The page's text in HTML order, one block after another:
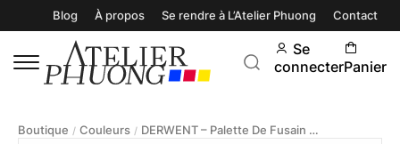
Blog À propos Se rendre à L’Atelier Phuong Contact
Se
connecterPanier
Boutique / Couleurs / DERWENT – Palette De Fusain Pigmenté Aquarellable